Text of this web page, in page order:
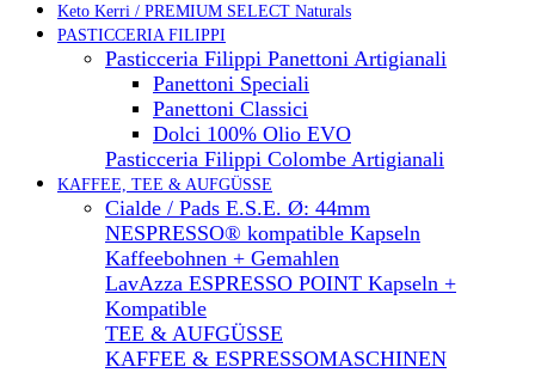
Keto Kerri / PREMIUM SELECT Naturals
PASTICCERIA FILIPPI
Pasticceria Filippi Panettoni Artigianali
Panettoni Speciali
Panettoni Classici
Dolci 100% Olio EVO
Pasticceria Filippi Colombe Artigianali
KAFFEE, TEE & AUFGÜSSE
Cialde / Pads E.S.E. Ø: 44mm
NESPRESSO® kompatible Kapseln
Kaffeebohnen + Gemahlen
LavAzza ESPRESSO POINT Kapseln +
Kompatible
TEE & AUFGÜSSE
KAFFEE & ESPRESSOMASCHINEN